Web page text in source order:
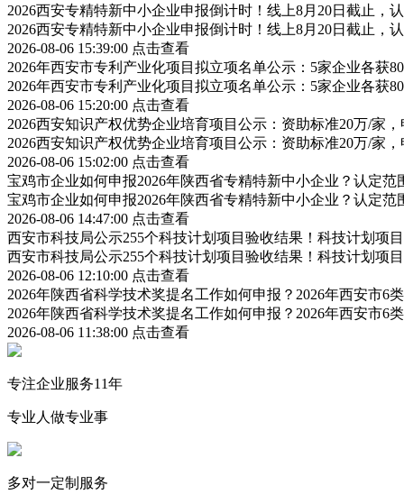
2026西安专精特新中小企业申报倒计时！线上8月20日截止，
2026西安专精特新中小企业申报倒计时！线上8月20日截止，
2026-08-06 15:39:00 点击查看
2026年西安市专利产业化项目拟立项名单公示：5家企业各获
2026年西安市专利产业化项目拟立项名单公示：5家企业各获
2026-08-06 15:20:00 点击查看
2026西安知识产权优势企业培育项目公示：资助标准20万/家
2026西安知识产权优势企业培育项目公示：资助标准20万/家
2026-08-06 15:02:00 点击查看
宝鸡市企业如何申报2026年陕西省专精特新中小企业？认定
宝鸡市企业如何申报2026年陕西省专精特新中小企业？认定
2026-08-06 14:47:00 点击查看
西安市科技局公示255个科技计划项目验收结果！科技计划项
西安市科技局公示255个科技计划项目验收结果！科技计划项
2026-08-06 12:10:00 点击查看
2026年陕西省科学技术奖提名工作如何申报？2026年西安市6
2026年陕西省科学技术奖提名工作如何申报？2026年西安市6
2026-08-06 11:38:00 点击查看
专注企业服务11年
专业人做专业事
多对一定制服务